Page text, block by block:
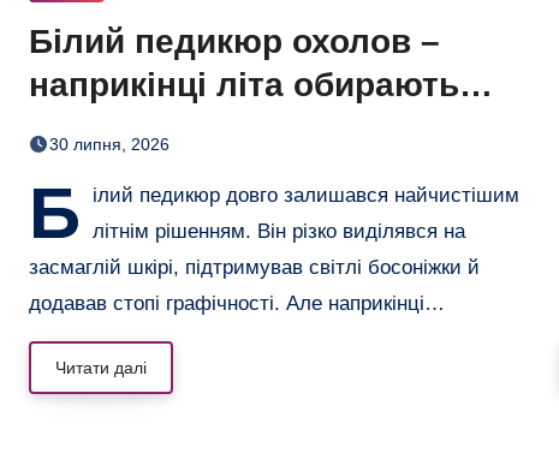
Білий педикюр охолов –
наприкінці літа обирають
сіро-блакитний
30 липня, 2026
Б
ілий педикюр довго залишався найчистішим
літнім рішенням. Він різко виділявся на
засмаглій шкірі, підтримував світлі босоніжки й
додавав стопі графічності. Але наприкінці…
Читати далі